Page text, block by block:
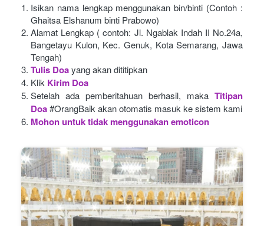
Isikan nama lengkap menggunakan bin/binti (Contoh :
Ghaitsa Elshanum binti Prabowo)
Alamat Lengkap ( contoh: Jl. Ngablak Indah II No.24a,
Bangetayu Kulon, Kec. Genuk, Kota Semarang, Jawa
Tengah)
Tulis Doayang akan dititipkan
Klik Kirim Doa
Setelah ada pemberitahuan berhasil, maka Titipan
Doa#OrangBaik akan otomatis masuk ke sistem kami
Mohon untuk tidak menggunakan emoticon